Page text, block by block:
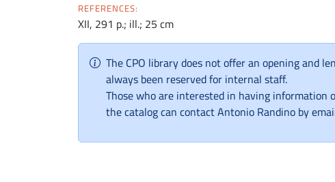
REFERENCES:
XII, 291 p.; ill.; 25 cm
The CPO library does not offer an opening and
always been reserved for internal staff.
Those who are interested in having information
the catalog can contact Antonio Randino by